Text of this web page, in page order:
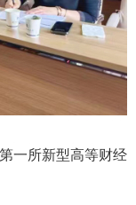
一所新型高等财经